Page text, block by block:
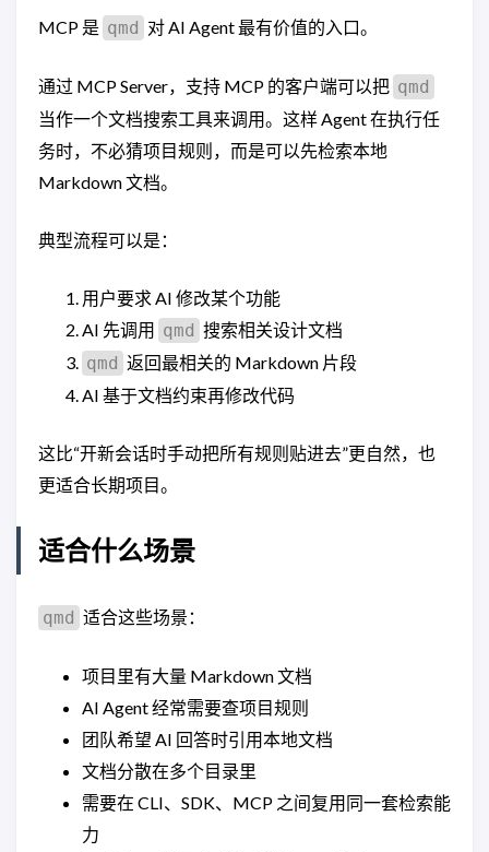
MCP 是 qmd 对 AI Agent 最有价值的入口。
通过 MCP Server，支持 MCP 的客户端可以把 qmd
当作一个文档搜索工具来调用。这样 Agent 在执行任
务时，不必猜项目规则，而是可以先检索本地
Markdown 文档。
典型流程可以是：
用户要求 AI 修改某个功能
AI 先调用 qmd 搜索相关设计文档
qmd 返回最相关的 Markdown 片段
AI 基于文档约束再修改代码
这比“开新会话时手动把所有规则贴进去”更自然，也
更适合长期项目。
适合什么场景
qmd 适合这些场景：
项目里有大量 Markdown 文档
AI Agent 经常需要查项目规则
团队希望 AI 回答时引用本地文档
文档分散在多个目录里
需要在 CLI、SDK、MCP 之间复用同一套检索能
力